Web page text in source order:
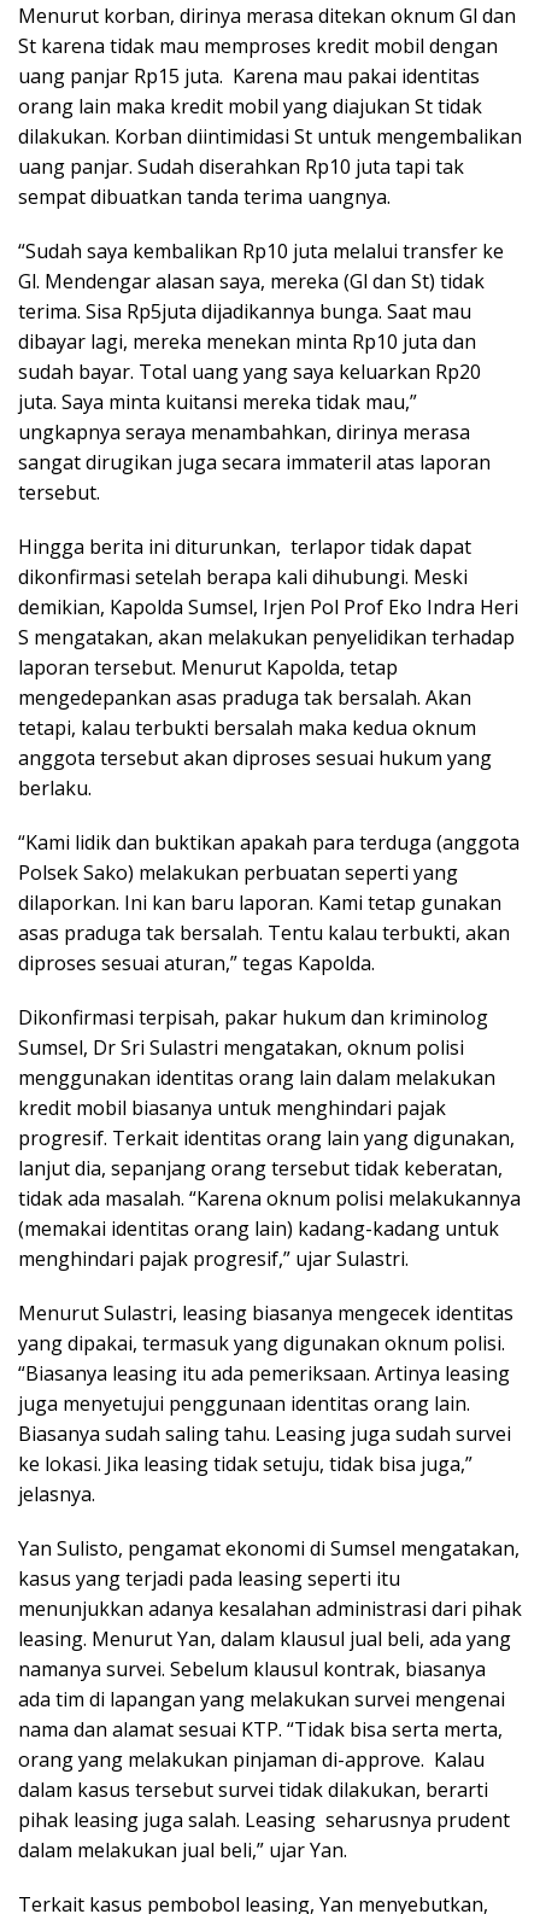
Menurut korban, dirinya merasa ditekan oknum Gl dan
St karena tidak mau memproses kredit mobil dengan
uang panjar Rp15 juta. Karena mau pakai identitas
orang lain maka kredit mobil yang diajukan St tidak
dilakukan. Korban diintimidasi St untuk mengembalikan
uang panjar. Sudah diserahkan Rp10 juta tapi tak
sempat dibuatkan tanda terima uangnya.
“Sudah saya kembalikan Rp10 juta melalui transfer ke
Gl. Mendengar alasan saya, mereka (Gl dan St) tidak
terima. Sisa Rp5juta dijadikannya bunga. Saat mau
dibayar lagi, mereka menekan minta Rp10 juta dan
sudah bayar. Total uang yang saya keluarkan Rp20
juta. Saya minta kuitansi mereka tidak mau,”
ungkapnya seraya menambahkan, dirinya merasa
sangat dirugikan juga secara immateril atas laporan
tersebut.
Hingga berita ini diturunkan, terlapor tidak dapat
dikonfirmasi setelah berapa kali dihubungi. Meski
demikian, Kapolda Sumsel, Irjen Pol Prof Eko Indra Heri
S mengatakan, akan melakukan penyelidikan terhadap
laporan tersebut. Menurut Kapolda, tetap
mengedepankan asas praduga tak bersalah. Akan
tetapi, kalau terbukti bersalah maka kedua oknum
anggota tersebut akan diproses sesuai hukum yang
berlaku.
“Kami lidik dan buktikan apakah para terduga (anggota
Polsek Sako) melakukan perbuatan seperti yang
dilaporkan. Ini kan baru laporan. Kami tetap gunakan
asas praduga tak bersalah. Tentu kalau terbukti, akan
diproses sesuai aturan,” tegas Kapolda.
Dikonfirmasi terpisah, pakar hukum dan kriminolog
Sumsel, Dr Sri Sulastri mengatakan, oknum polisi
menggunakan identitas orang lain dalam melakukan
kredit mobil biasanya untuk menghindari pajak
progresif. Terkait identitas orang lain yang digunakan,
lanjut dia, sepanjang orang tersebut tidak keberatan,
tidak ada masalah. “Karena oknum polisi melakukannya
(memakai identitas orang lain) kadang-kadang untuk
menghindari pajak progresif,” ujar Sulastri.
Menurut Sulastri, leasing biasanya mengecek identitas
yang dipakai, termasuk yang digunakan oknum polisi.
“Biasanya leasing itu ada pemeriksaan. Artinya leasing
juga menyetujui penggunaan identitas orang lain.
Biasanya sudah saling tahu. Leasing juga sudah survei
ke lokasi. Jika leasing tidak setuju, tidak bisa juga,”
jelasnya.
Yan Sulisto, pengamat ekonomi di Sumsel mengatakan,
kasus yang terjadi pada leasing seperti itu
menunjukkan adanya kesalahan administrasi dari pihak
leasing. Menurut Yan, dalam klausul jual beli, ada yang
namanya survei. Sebelum klausul kontrak, biasanya
ada tim di lapangan yang melakukan survei mengenai
nama dan alamat sesuai KTP. “Tidak bisa serta merta,
orang yang melakukan pinjaman di-approve. Kalau
dalam kasus tersebut survei tidak dilakukan, berarti
pihak leasing juga salah. Leasing seharusnya prudent
dalam melakukan jual beli,” ujar Yan.
Terkait kasus pembobol leasing, Yan menyebutkan,